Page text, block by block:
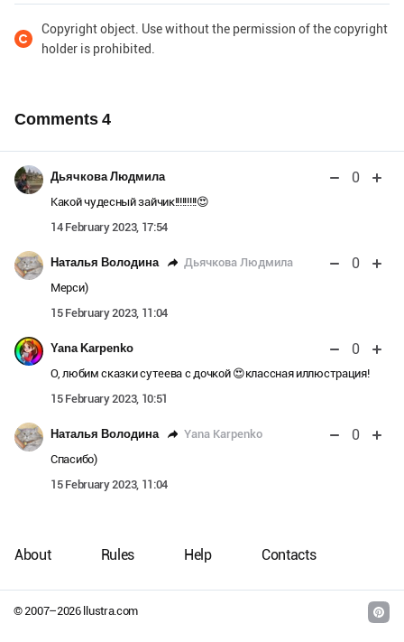
Copyright object. Use without the permission of the copyright
holder is prohibited.
Comments4
Дьячкова Людмила 0
Какой чудесный зайчик!!!!!!!!!😍
14 February 2023, 17:54
Наталья Володина Дьячкова Людмила 0
Мерси)
15 February 2023, 11:04
Yana Karpenko 0
О, любим сказки сутеева с дочкой 😍классная иллюстрация!
15 February 2023, 10:51
Наталья Володина Yana Karpenko 0
Спасибо)
15 February 2023, 11:04
© 2007–2026llustra.com
About Rules Help Contacts